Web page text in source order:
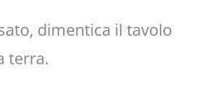
dimentica il tavolo
terra.